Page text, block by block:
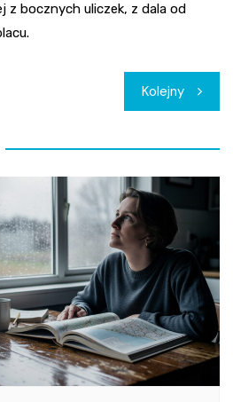
z bocznych uliczek, z dala od
Kolejny